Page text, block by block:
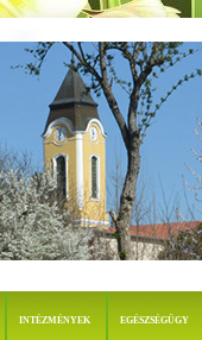
INTÉZMÉNYEK EGÉSZSÉGÜGY